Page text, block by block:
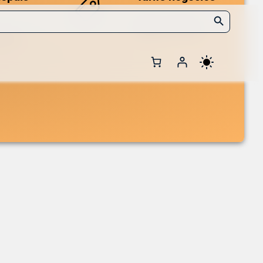
Search Button
adaptés aux volumes.